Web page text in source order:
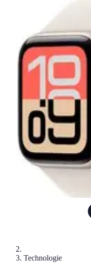
Objets Connectés
Tendances
Connect Belgium
Technologie